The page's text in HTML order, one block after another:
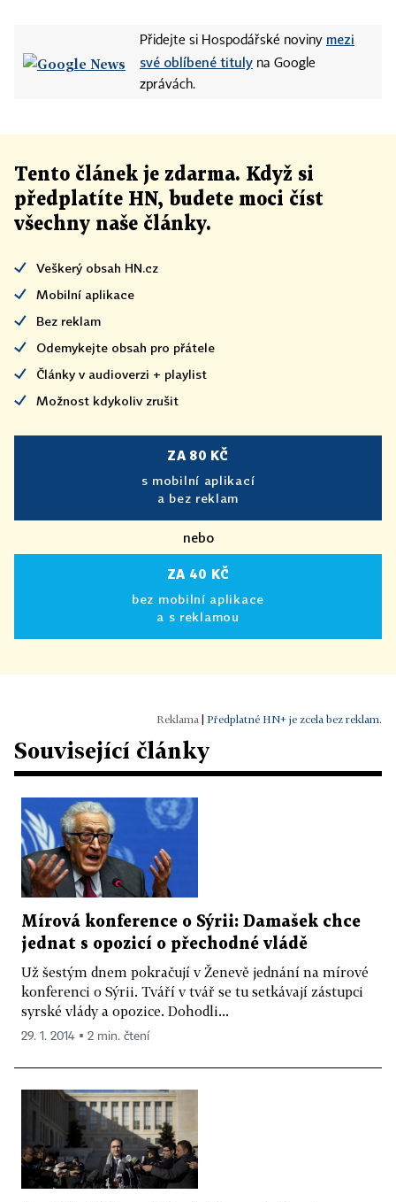
Přidejte si Hospodářské noviny mezi
své oblíbené tituly na Google
zprávách.
Tento článek je zdarma. Když si
předplatíte HN, budete moci číst
všechny naše články.
Veškerý obsah HN.cz
Mobilní aplikace
Bez reklam
Odemykejte obsah pro přátele
Články v audioverzi + playlist
Možnost kdykoliv zrušit
ZA 80 KČ
s mobilní aplikací
a bez reklam
nebo
ZA 40 KČ
bez mobilní aplikace
a s reklamou
Předplatné HN+ je zcela bez reklam.
Související články
Mírová konference o Sýrii: Damašek chce
jednat s opozicí o přechodné vládě
Už šestým dnem pokračují v Ženevě jednání na mírové
konferenci o Sýrii. Tváří v tvář se tu setkávají zástupci
syrské vlády a opozice. Dohodli...
29. 1. 2014 ▪ 2 min. čtení